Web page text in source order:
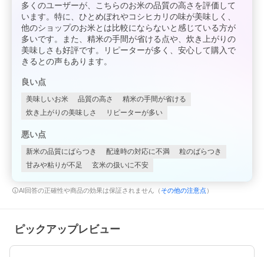
多くのユーザーが、こちらのお米の品質の高さを評価して
います。特に、ひとめぼれやコシヒカリの味が美味しく、
他のショップのお米とは比較にならないと感じている方が
多いです。また、精米の手間が省ける点や、炊き上がりの
美味しさも好評です。リピーターが多く、安心して購入で
きるとの声もあります。
良い点
美味しいお米 品質の高さ
精米の手間が省ける
炊き上がりの美味しさ
リピーターが多い
悪い点
新米の品質にばらつき 配達時の対応に不満
粒のばらつき
甘みや粘りが不足
玄米の扱いに不安
AI回答の正確性や商品の効果は保証されません（ その他の注意点 ）
ピックアップレビュー